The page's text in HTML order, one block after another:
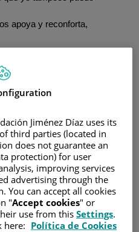
apoya y reconforta,
nos impulsa a seguir
Jiménez Díaz uses its
third parties (located in
does not guarantee an
protection) for user
improving services
advertising through the
You can accept all cookies
"Accept cookies" or
use from this Settings.
here: Política de Cookies